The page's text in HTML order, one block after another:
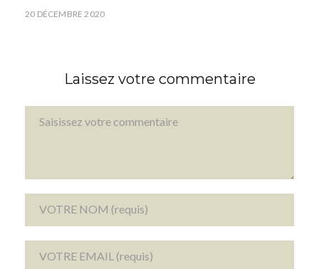
20 DÉCEMBRE 2020
Laissez votre commentaire